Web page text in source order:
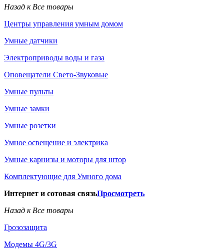
Назад к Все товары
Центры управления умным домом
Умные датчики
Электроприводы воды и газа
Оповещатели Свето-Звуковые
Умные пульты
Умные замки
Умные розетки
Умное освещение и электрика
Умные карнизы и моторы для штор
Комплектующие для Умного дома
Интернет и сотовая связьПросмотреть
Назад к Все товары
Грозозащита
Модемы 4G/3G